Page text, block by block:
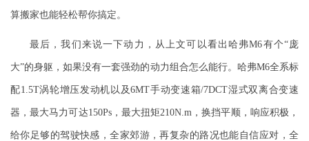
算搬家也能轻松帮你搞定。
最后，我们来说一下动力，从上文可以看出哈弗M6有个“庞
大”的身躯，如果没有一套强劲的动力组合怎么能行。哈弗M6全系标
配1.5T涡轮增压发动机以及6MT手动变速箱/7DCT湿式双离合变速
器，最大马力可达150Ps，最大扭矩210N.m，换挡平顺，响应积极，
给你足够的驾驶快感，全家郊游，再复杂的路况也能自信应对，全